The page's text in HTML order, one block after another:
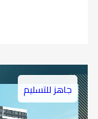
جاهز للتسليم